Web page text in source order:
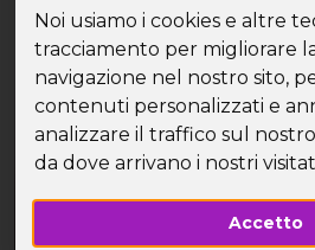
Noi usiamo i cookies e altre
tracciamento per migliorare
navigazione nel nostro sito,
contenuti personalizzati e
analizzare il traffico sul
da dove arrivano i nostri
Accetto
weekend,
viaggi per
Itinerari da sogno, nuovi
di gruppo: ecco gli